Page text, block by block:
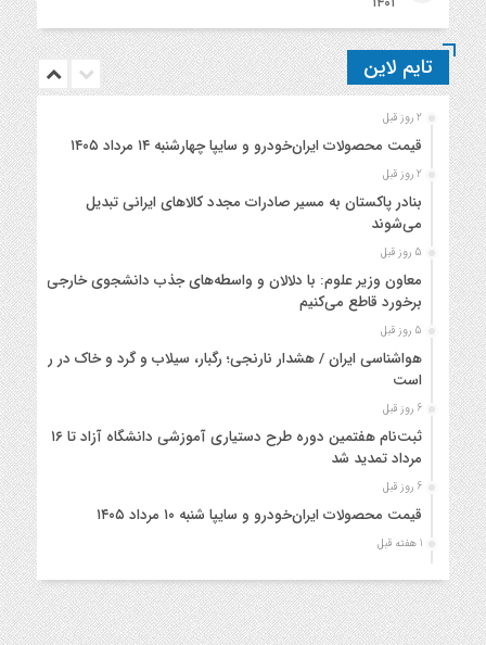
تایم لاین
2 روز قبل
قیمت محصولات ایران‌خودرو و سایپا چهارشنبه ۱۴ مرداد ۱۴۰۵
2 روز قبل
بنادر پاکستان به مسیر صادرات مجدد کالاهای ایرانی تبدیل
می‌شوند
5 روز قبل
معاون وزیر علوم: با دلالان و واسطه‌های جذب دانشجوی خارجی
برخورد قاطع می‌کنیم
5 روز قبل
هواشناسی ایران / هشدار نارنجی؛ رگبار، سیلاب و گرد و خاک در راه
است
6 روز قبل
ثبت‌نام هفتمین دوره طرح دستیاری آموزشی دانشگاه آزاد تا ۱۶
مرداد تمدید شد
6 روز قبل
قیمت محصولات ایران‌خودرو و سایپا شنبه ۱۰ مرداد ۱۴۰۵
1 هفته قبل
خسروی
1 هفته قبل